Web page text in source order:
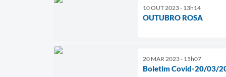
10 OUT 2023 - 13h14
OUTUBRO ROSA
20 MAR 2023 - 15h07
Boletim Covid-20/03/